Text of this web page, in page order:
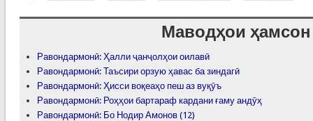
Маводҳои ҳамсон
Равондармонӣ: Ҳалли ҷанҷолҳои оилавӣ
Равондармонӣ: Таъсири орзую ҳавас ба зиндагӣ
Равондармонӣ: Ҳисси воқеаҳо пеш аз вуқӯъ
Равондармонӣ: Роҳҳои бартараф кардани ғаму андӯҳ
Равондармонӣ: Бо Нодир Амонов (12)